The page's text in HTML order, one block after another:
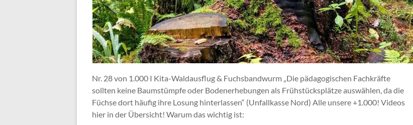
Nr. 28 von 1.000 I Kita-Waldausflug & Fuchsbandwurm „Die pädagogischen Fachkräfte
sollten keine Baumstümpfe oder Bodenerhebungen als Frühstücksplätze auswählen, da die
Füchse dort häufig ihre Losung hinterlassen“ (Unfallkasse Nord) Alle unsere +1.000! Videos
hier in der Übersicht! Warum das wichtig ist: